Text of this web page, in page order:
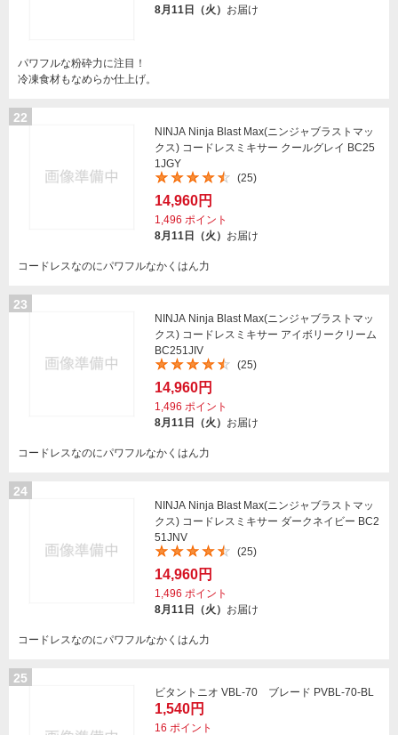
8月11日（火） お届け
パワフルな粉砕力に注目！
冷凍食材もなめらか仕上げ。
22
NINJA Ninja Blast Max(ニンジャブラストマッ
クス) コードレスミキサー クールグレイ BC25
1JGY
(25)
14,960円
1,496 ポイント
8月11日（火） お届け
コードレスなのにパワフルなかくはん力
23
NINJA Ninja Blast Max(ニンジャブラストマッ
クス) コードレスミキサー アイボリークリーム
BC251JIV
(25)
14,960円
1,496 ポイント
8月11日（火） お届け
コードレスなのにパワフルなかくはん力
24
NINJA Ninja Blast Max(ニンジャブラストマッ
クス) コードレスミキサー ダークネイビー BC2
51JNV
(25)
14,960円
1,496 ポイント
8月11日（火） お届け
コードレスなのにパワフルなかくはん力
25
ビタントニオ VBL-70 ブレード PVBL-70-BL
1,540円
16 ポイント